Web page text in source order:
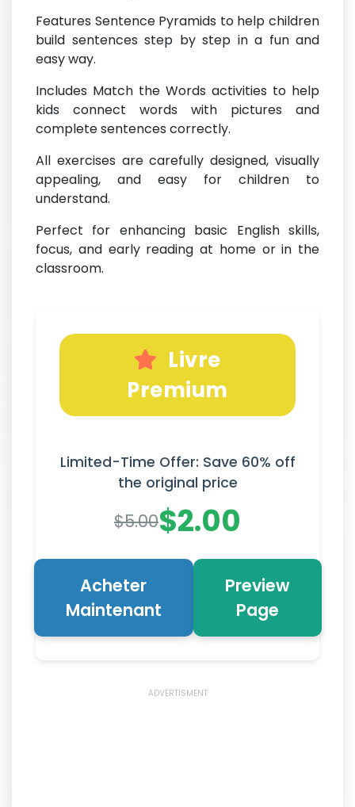
Features Sentence Pyramids to help children
build sentences step by step in a fun and
easy way.
Includes Match the Words activities to help
kids connect words with pictures and
complete sentences correctly.
All exercises are carefully designed, visually
appealing, and easy for children to
understand.
Perfect for enhancing basic English skills,
focus, and early reading at home or in the
classroom.
Livre
Premium
Limited-Time Offer: Save 60% off
the original price
$5.00$2.00
Acheter
Maintenant
Preview
Page
ADVERTISMENT